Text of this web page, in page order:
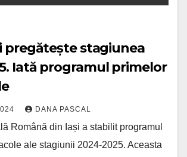
pregătește stagiunea
Iată programul primelor
DANA PASCAL
Română din Iași a stabilit programul
ale stagiunii 2024-2025. Aceasta